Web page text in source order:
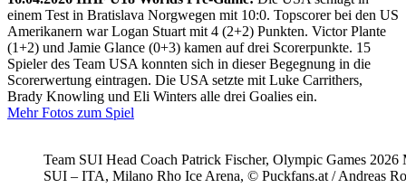
einem Test in Bratislava Norgwegen mit 10:0. Topscorer bei den US
Amerikanern war Logan Stuart mit 4 (2+2) Punkten. Victor Plante
(1+2) und Jamie Glance (0+3) kamen auf drei Scorerpunkte. 15
Spieler des Team USA konnten sich in dieser Begegnung in die
Scorerwertung eintragen. Die USA setzte mit Luke Carrithers,
Brady Knowling und Eli Winters alle drei Goalies ein.
Mehr Fotos zum Spiel
Team SUI Head Coach Patrick Fischer, Olympic Games 2026
SUI – ITA, Milano Rho Ice Arena, © Puckfans.at / Andreas